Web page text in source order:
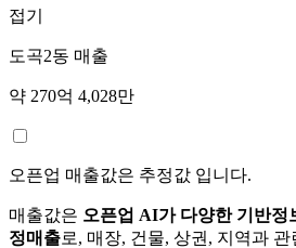
접기
도곡2동 매출
약 270억 4,028만
오픈업 매출값은 추정값 입니다.
매출값은 오픈업 AI가 다양한 기반정
정매출로, 매장, 건물, 상권, 지역과